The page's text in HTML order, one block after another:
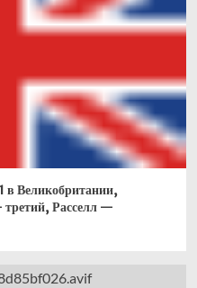
Великобритании,
Расселл —